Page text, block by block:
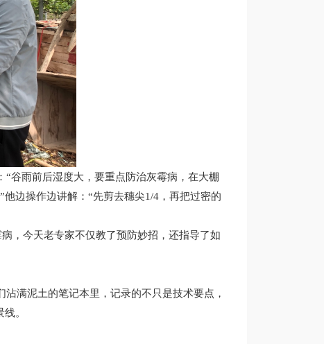
谷雨前后湿度大，要重点防治灰霉病，在大棚
边操作边讲解：“先剪去穗尖1/4，再把过密的
，今天老专家不仅教了预防妙招，还指导了如
满泥土的笔记本里，记录的不只是技术要点，
。